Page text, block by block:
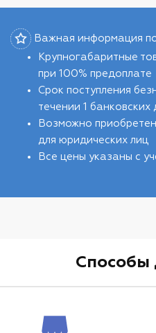
Важная информация
Крупногабаритные
при 100% предоплате
Срок поступления
течении 1 банковских
Возможно
для юридических лиц
Все цены указаны с
Способы